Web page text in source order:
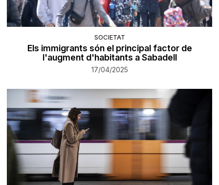
SOCIETAT
Els immigrants són el principal factor de
l'augment d'habitants a Sabadell
17/04/2025